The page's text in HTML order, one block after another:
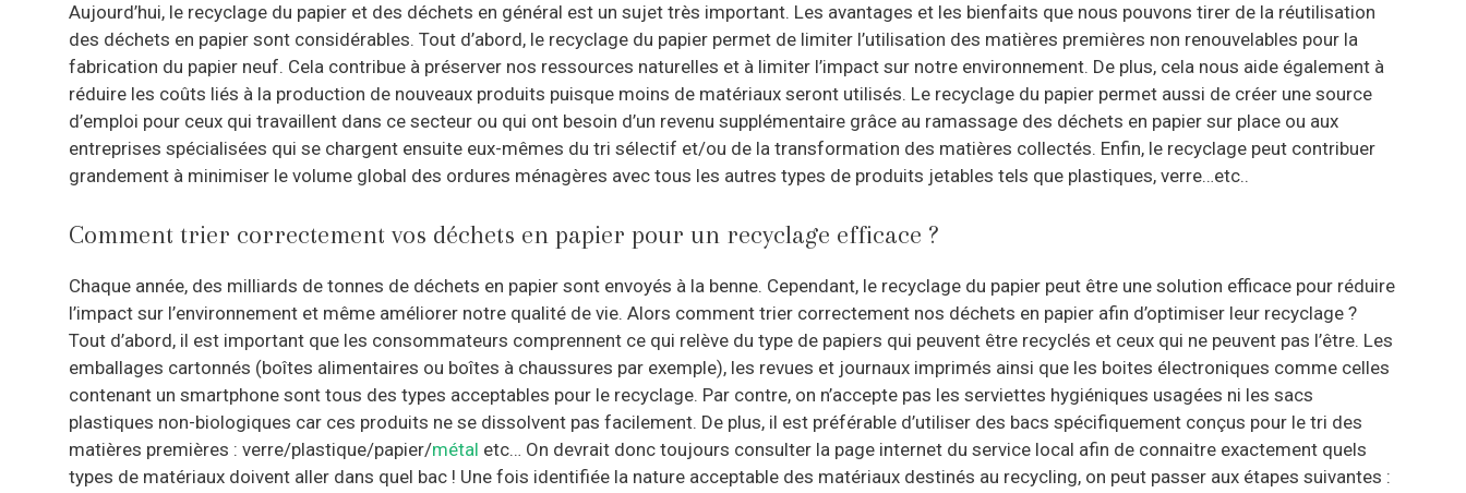
Aujourd’hui, le recyclage du papier et des déchets en général est un sujet très important. Les avantages et les bienfaits que nous pouvons tirer de la réutilisation
des déchets en papier sont considérables. Tout d’abord, le recyclage du papier permet de limiter l’utilisation des matières premières non renouvelables pour la
fabrication du papier neuf. Cela contribue à préserver nos ressources naturelles et à limiter l’impact sur notre environnement. De plus, cela nous aide également à
réduire les coûts liés à la production de nouveaux produits puisque moins de matériaux seront utilisés. Le recyclage du papier permet aussi de créer une source
d’emploi pour ceux qui travaillent dans ce secteur ou qui ont besoin d’un revenu supplémentaire grâce au ramassage des déchets en papier sur place ou aux
entreprises spécialisées qui se chargent ensuite eux-mêmes du tri sélectif et/ou de la transformation des matières collectés. Enfin, le recyclage peut contribuer
grandement à minimiser le volume global des ordures ménagères avec tous les autres types de produits jetables tels que plastiques, verre…etc..
Comment trier correctement vos déchets en papier pour un recyclage efficace ?
Chaque année, des milliards de tonnes de déchets en papier sont envoyés à la benne. Cependant, le recyclage du papier peut être une solution efficace pour réduire
l’impact sur l’environnement et même améliorer notre qualité de vie. Alors comment trier correctement nos déchets en papier afin d’optimiser leur recyclage ?
Tout d’abord, il est important que les consommateurs comprennent ce qui relève du type de papiers qui peuvent être recyclés et ceux qui ne peuvent pas l’être. Les
emballages cartonnés (boîtes alimentaires ou boîtes à chaussures par exemple), les revues et journaux imprimés ainsi que les boites électroniques comme celles
contenant un smartphone sont tous des types acceptables pour le recyclage. Par contre, on n’accepte pas les serviettes hygiéniques usagées ni les sacs
plastiques non-biologiques car ces produits ne se dissolvent pas facilement. De plus, il est préférable d’utiliser des bacs spécifiquement conçus pour le tri des
matières premières : verre/plastique/papier/métal etc… On devrait donc toujours consulter la page internet du service local afin de connaitre exactement quels
types de matériaux doivent aller dans quel bac ! Une fois identifiée la nature acceptable des matériaux destinés au recycling, on peut passer aux étapes suivantes :